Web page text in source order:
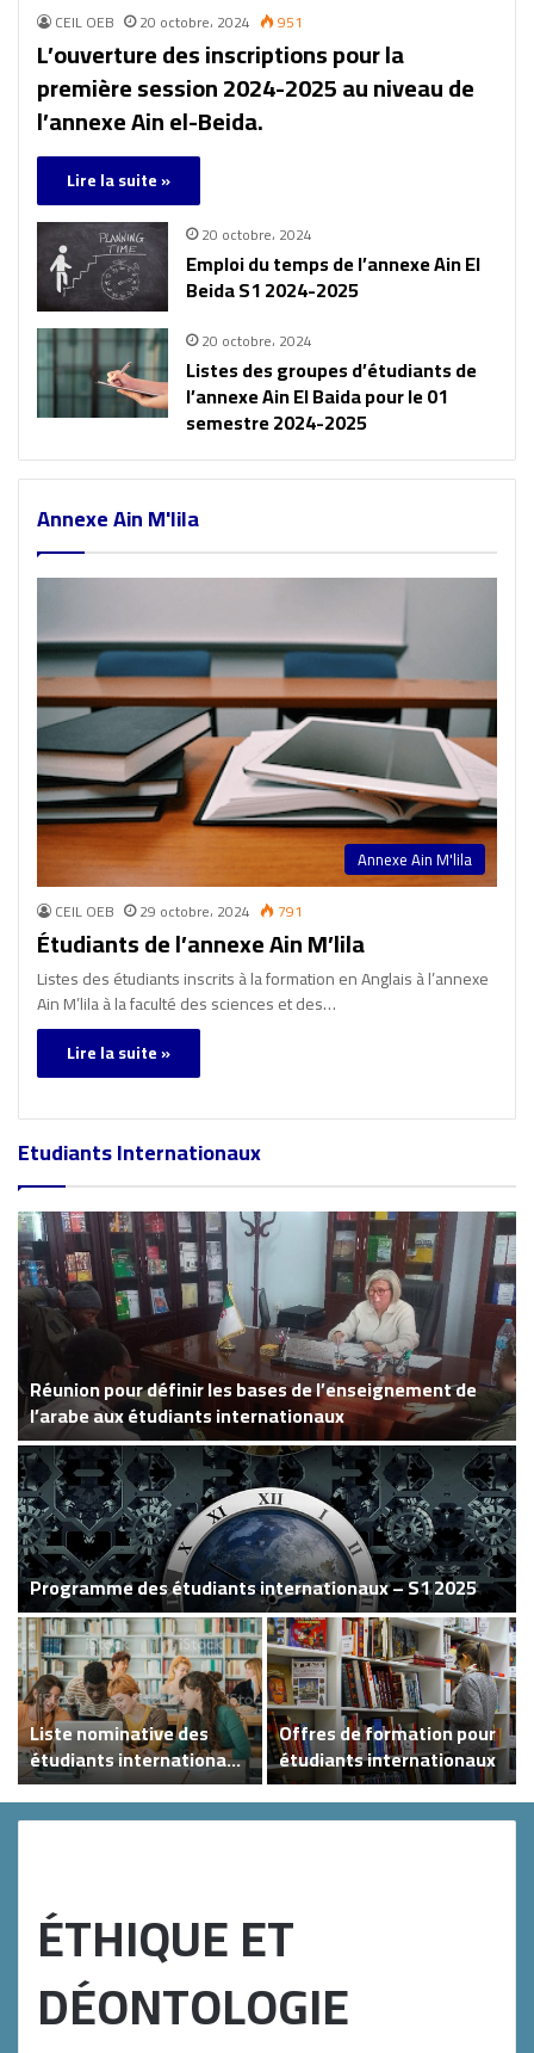
CEIL OEB 20 octobre، 2024 951
L’ouverture des inscriptions pour la
première session 2024-2025 au niveau de
l’annexe Ain el-Beida.
Lire la suite »
20 octobre، 2024
Emploi du temps de l’annexe Ain El
Beida S1 2024-2025
20 octobre، 2024
Listes des groupes d’étudiants de
l’annexe Ain El Baida pour le 01
semestre 2024-2025
Annexe Ain M'lila
Annexe Ain M'lila
CEIL OEB 29 octobre، 2024 791
Étudiants de l’annexe Ain M’lila
Listes des étudiants inscrits à la formation en Anglais à l’annexe
Ain M’lila à la faculté des sciences et des…
Lire la suite »
Etudiants Internationaux
Réunion pour définir les bases de l’enseignement de
l’arabe aux étudiants internationaux
Programme des étudiants internationaux – S1 2025
Liste nominative des
étudiants internationaux
inscrits au centre depuis
2018 – 2019
Offres de formation pour
étudiants internationaux
ÉTHIQUE ET
DÉONTOLOGIE